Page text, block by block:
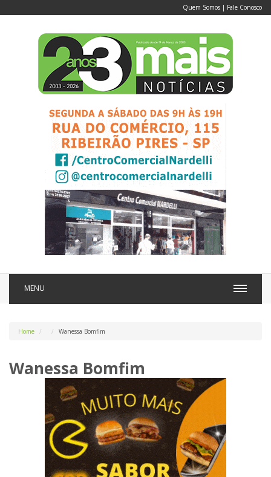
Quem Somos | Fale Conosco
MENU
Home Wanessa Bomfim
Wanessa Bomfim